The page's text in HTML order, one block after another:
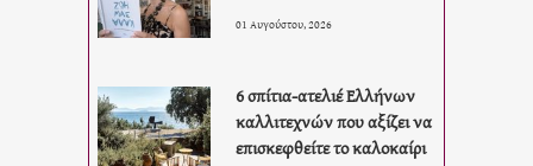
01 Αυγούστου, 2026
6 σπίτια-ατελιέ Ελλήνων
καλλιτεχνών που αξίζει να
επισκεφθείτε το καλοκαίρι